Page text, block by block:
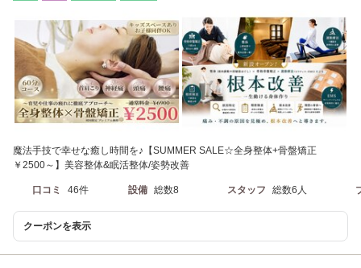
魔法手技で幸せな癒し時間を♪【SUMMER SALE☆全身整体+骨盤矯正
￥2500～】美容整体&眠活整体/姿勢改善
口コミ 46件 設備 総数8 スタッフ 総数6人
クーポンを表示